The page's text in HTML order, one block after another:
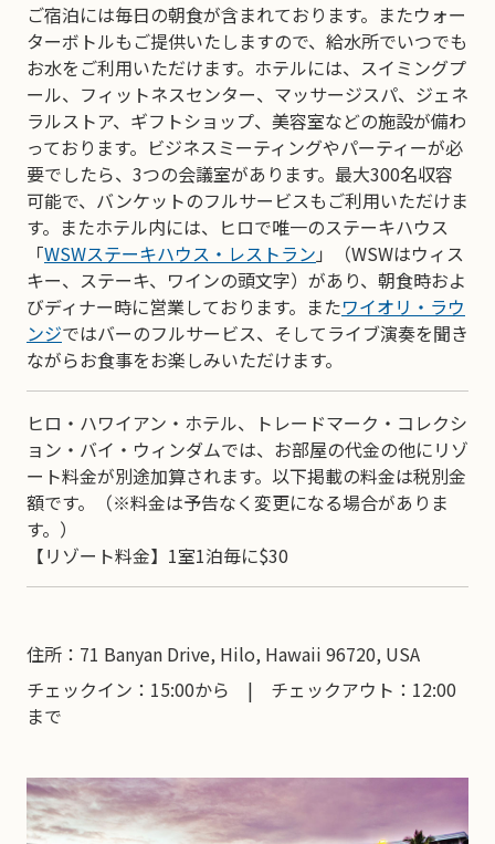
ご宿泊には毎日の朝食が含まれております。またウォー
ターボトルもご提供いたしますので、給水所でいつでも
お水をご利用いただけます。ホテルには、スイミングプ
ール、フィットネスセンター、マッサージスパ、ジェネ
ラルストア、ギフトショップ、美容室などの施設が備わ
っております。ビジネスミーティングやパーティーが必
要でしたら、3つの会議室があります。最大300名収容
可能で、バンケットのフルサービスもご利用いただけま
す。またホテル内には、ヒロで唯一のステーキハウス
「WSWステーキハウス・レストラン 」（WSWはウィス
キー、ステーキ、ワインの頭文字）があり、朝食時およ
びディナー時に営業しております。またワイオリ・ラウ
ンジではバーのフルサービス、そしてライブ演奏を聞き
ながらお食事をお楽しみいただけます。
ヒロ・ハワイアン・ホテル、トレードマーク・コレクシ
ョン・バイ・ウィンダムでは、お部屋の代金の他にリゾ
ート料金が別途加算されます。以下掲載の料金は税別金
額です。（※料金は予告なく変更になる場合がありま
す。）
【リゾート料金】1室1泊毎に$30
住所：71 Banyan Drive, Hilo, Hawaii 96720, USA
チェックイン：15:00から | チェックアウト：12:00
まで